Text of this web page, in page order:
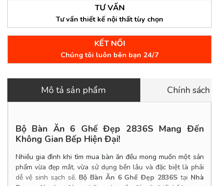
TƯ VẤN
Tư vấn thiết kế nội thất tùy chọn
KẾT NỐI
Chúng tôi luôn bên bạn 24/7
Mô tả sản phẩm Chính sách
Bộ Bàn Ăn 6 Ghế Đẹp 2836S Mang Đến
Không Gian Bếp Hiện Đại!
Nhiều gia đình khi tìm mua bàn ăn đều mong muốn một sản
phẩm vừa đẹp mắt, vừa sử dụng bền lâu và đặc biệt là phải
dễ vệ sinh sạch sẽ. Bộ Bàn Ăn 6 Ghế Đẹp 2836Stại Nhà